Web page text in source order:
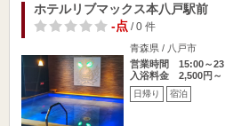
ホテルリブマックス本八戸駅前
-点/ 0 件
青森県 / 八戸市
営業時間 15:00～
入浴料金 2,500円～
日帰り 宿泊